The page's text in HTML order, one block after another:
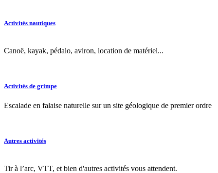
Activités nautiques
Canoë, kayak, pédalo, aviron, location de matériel...
Activités de grimpe
Escalade en falaise naturelle sur un site géologique de premier ordre
Autres activités
Tir à l’arc, VTT, et bien d'autres activités vous attendent.